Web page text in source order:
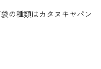
の種類はカタヌキヤパン